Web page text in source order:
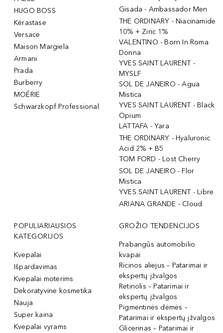
HUGO BOSS
Kérastase
Versace
Maison Margiela
Armani
Prada
Burberry
MOÉRIE
Schwarzkopf Professional
Gisada - Ambassador Men
THE ORDINARY - Niacinamide
10% + Zinc 1%
VALENTINO - Born In Roma
Donna
YVES SAINT LAURENT -
MYSLF
SOL DE JANEIRO - Agua
Mistica
YVES SAINT LAURENT - Black
Opium
LATTAFA - Yara
THE ORDINARY - Hyaluronic
Acid 2% + B5
TOM FORD - Lost Cherry
SOL DE JANEIRO - Flor
Mistica
YVES SAINT LAURENT - Libre
ARIANA GRANDE - Cloud
POPULIARIAUSIOS
KATEGORIJOS
Kvepalai
Išpardavimas
Kvepalai moterims
Dekoratyvinė kosmetika
Nauja
Super kaina
Kvepalai vyrams
GROŽIO TENDENCIJOS
Prabangūs automobilio
kvapai
Ricinos aliejus – Patarimai ir
ekspertų įžvalgos
Retinolis – Patarimai ir
ekspertų įžvalgos
Pigmentinės dėmės –
Patarimai ir ekspertų įžvalgos
Glicerinas – Patarimai ir